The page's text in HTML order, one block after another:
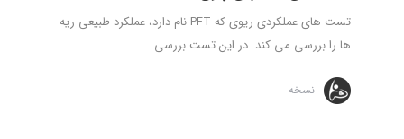
تست های عملکردی ریوی که PFT نام دارد، عملکرد طبیعی ریه
ها را بررسی می کند. در این تست بررسی ...
نسخه